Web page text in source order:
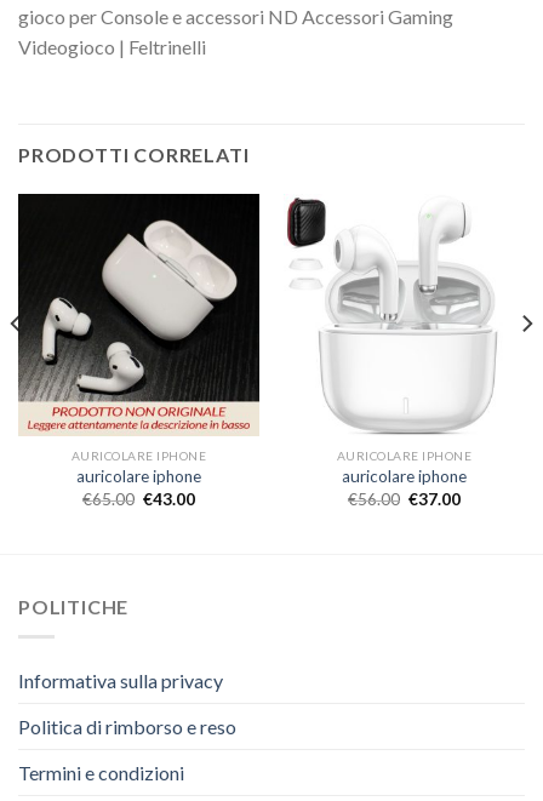
gioco per Console e accessori ND Accessori Gaming
Videogioco | Feltrinelli
PRODOTTI CORRELATI
AURICOLARE IPHONE
auricolare iphone
€65.00 €43.00
AURICOLARE IPHONE
auricolare iphone
€56.00 €37.00
POLITICHE
Informativa sulla privacy
Politica di rimborso e reso
Termini e condizioni